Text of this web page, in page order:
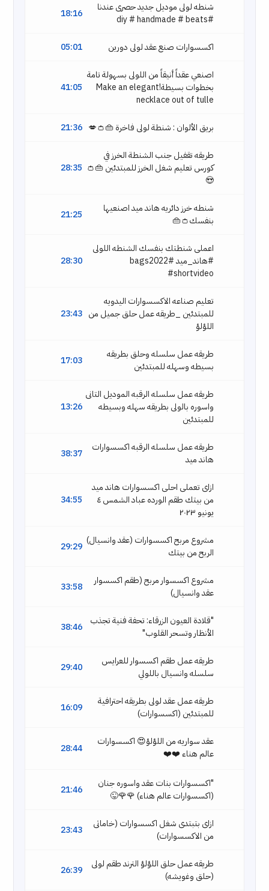
18:16
شنطه لولى موديل جديد حصرى عندنا
#diy # handmade # beats
05:01 اكسسوارات صنع عقد لولى دورين
41:05
اصنعي عقداً أنيقاً من اللولى بسهولة تامة
بخطوات بسيطة!Make an elegant
necklace out of tulle
21:36 بريق الألوان : شنطة لولى فاخرة 👜👛💋
28:35
طريقه تقفيل جنب الشنطة الخرز في
كورس تعليم شغل الخرز للمبتدئين 👜👛
😍
21:25
شنطه خرز دائريه هاند ميد اصنعيها
بنفسك👛👜
28:30
اعملى شنطتك بنفسك الشنطه اللولى
#هاند_ميد #bags2022
#shortvideo
23:43
تعليم صناعه الاكسسوارات اليدويه
للمبتدئين _طريقه عمل حلق جميل من
اللؤلؤ
17:03
طريقه عمل سلسله وحلق بطريقه
بسيطه وسهله للمبتدئين
13:26
طريقه عمل سلسله الرقبه الموديل التانى
واسوره بالولى بطريقه سهله وبسيطه
للمبتدئين
38:37
طريقه عمل سلسله الرقبه اكسسوارات
هاند ميد
34:55
ازاى تعملى احلى اكسسوارات هاند ميد
من بيتك طقم الورده عباد الشمس ٤
يونيو ٢٠٢٣
29:29 مشروع مربح اكسسوارات (عقد وانسيال)
الربح من بيتك
33:58
مشروع اكسسوار مربح (طقم اكسسوار
عقد وانسيال)
38:46
"قلادة العيون الزرقاء: تحفة فنية تجذب
الأنظار وتسحر القلوب"
29:40
طريقه عمل طقم اكسسوار للعرايس
سلسله وانسيال باللولي
16:09
طريقه عمل عقد لولى بطريقه احترافية
للمبتدئين (اكسسوارات)
28:44
عقد سواريه من اللؤلؤ😍 اكسسوارات
عالم هناء ❤️❤️
21:46
"اكسسوارات بنات عقد واسوره جنان
(اكسسوارات عالم هناء) 🌹🌹😜
23:43
ازاى بتبتدى شغل اكسسوارات (خاماتى
من الاكسسوارات)
26:39
طريقه عمل حلق اللؤلؤ الترند طقم لولى
(حلق وغويشه)